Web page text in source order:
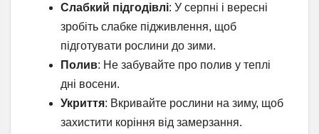
Слабкий підгодівлі: У серпні і вересні
зробіть слабке підживлення, щоб
підготувати рослини до зими.
Полив: Не забувайте про полив у теплі
дні восени.
Укриття: Вкривайте рослини на зиму, щоб
захистити коріння від замерзання.